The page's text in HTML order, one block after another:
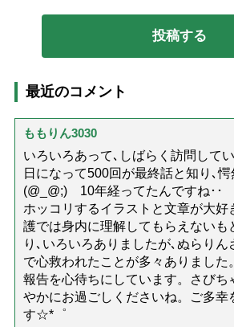
最近のコメント
ももりん3030
いろいろあって､しばらく訪問して
日になって500回が最終話と知り､
(@_@;) 10年経ってたんですね･･
ホッコリするイラストと文章が大
護では身内に理解してもらえないも
り､いろいろありましたが､ぬらりん
で心救われたことが多々ありました
報告を心待ちにしています。さびち
やかにお過ごしくださいね。ご多幸
す☆*゜